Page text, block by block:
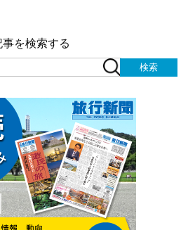
事を検索する